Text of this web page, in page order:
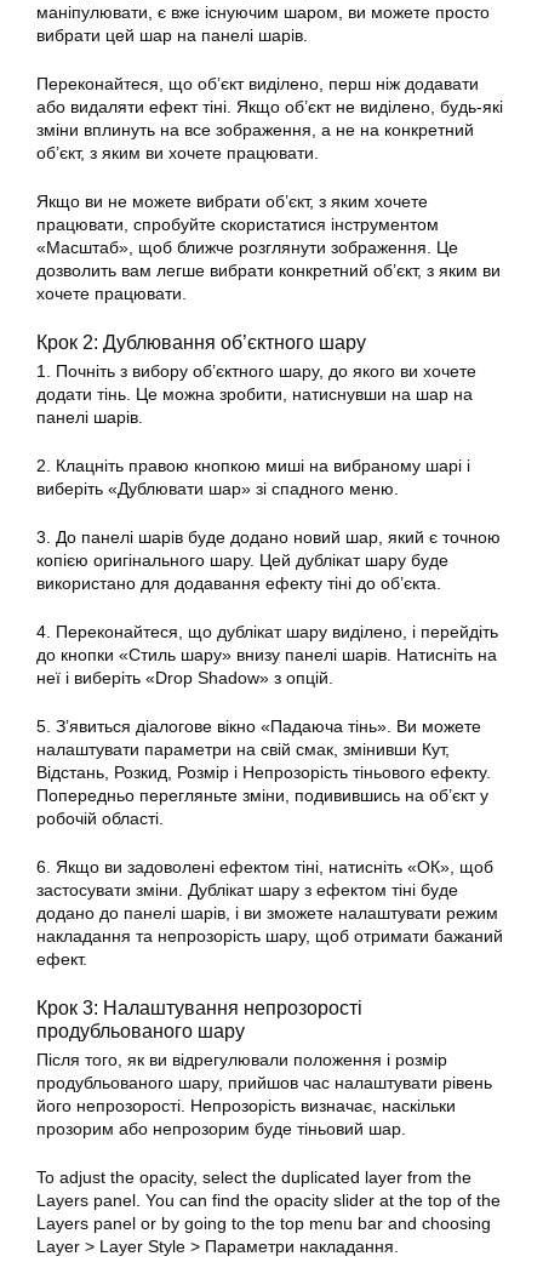
маніпулювати, є вже існуючим шаром, ви можете просто
вибрати цей шар на панелі шарів.
Переконайтеся, що об’єкт виділено, перш ніж додавати
або видаляти ефект тіні. Якщо об’єкт не виділено, будь-які
зміни вплинуть на все зображення, а не на конкретний
об’єкт, з яким ви хочете працювати.
Якщо ви не можете вибрати об’єкт, з яким хочете
працювати, спробуйте скористатися інструментом
«Масштаб», щоб ближче розглянути зображення. Це
дозволить вам легше вибрати конкретний об’єкт, з яким ви
хочете працювати.
Крок 2: Дублювання об’єктного шару
1. Почніть з вибору об’єктного шару, до якого ви хочете
додати тінь. Це можна зробити, натиснувши на шар на
панелі шарів.
2. Клацніть правою кнопкою миші на вибраному шарі і
виберіть «Дублювати шар» зі спадного меню.
3. До панелі шарів буде додано новий шар, який є точною
копією оригінального шару. Цей дублікат шару буде
використано для додавання ефекту тіні до об’єкта.
4. Переконайтеся, що дублікат шару виділено, і перейдіть
до кнопки «Стиль шару» внизу панелі шарів. Натисніть на
неї і виберіть «Drop Shadow» з опцій.
5. З’явиться діалогове вікно «Падаюча тінь». Ви можете
налаштувати параметри на свій смак, змінивши Кут,
Відстань, Розкид, Розмір і Непрозорість тіньового ефекту.
Попередньо перегляньте зміни, подивившись на об’єкт у
робочій області.
6. Якщо ви задоволені ефектом тіні, натисніть «ОК», щоб
застосувати зміни. Дублікат шару з ефектом тіні буде
додано до панелі шарів, і ви зможете налаштувати режим
накладання та непрозорість шару, щоб отримати бажаний
ефект.
Крок 3: Налаштування непрозорості
продубльованого шару
Після того, як ви відрегулювали положення і розмір
продубльованого шару, прийшов час налаштувати рівень
його непрозорості. Непрозорість визначає, наскільки
прозорим або непрозорим буде тіньовий шар.
To adjust the opacity, select the duplicated layer from the
Layers panel. You can find the opacity slider at the top of the
Layers panel or by going to the top menu bar and choosing
Layer > Layer Style > Параметри накладання.